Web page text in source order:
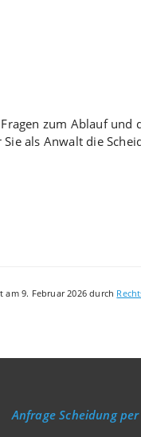
zum Ablauf und
als Anwalt die
am 9. Februar 2026 durch
Anfrage Scheidung